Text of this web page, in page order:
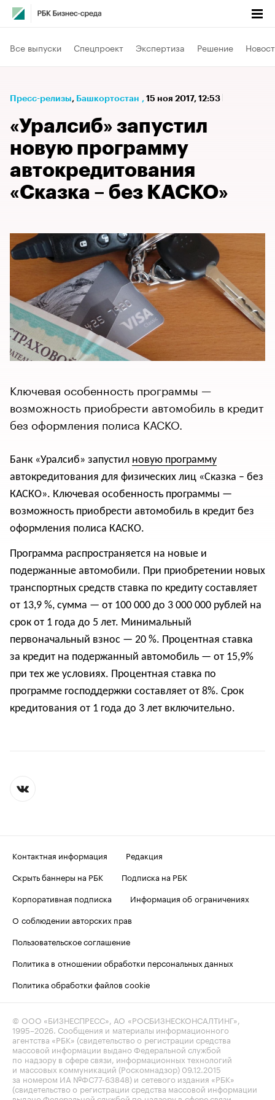
Все выпуски Спецпроект Экспертиза Решение
Пресс-релизы⁠, Башкортостан , 15 ноя 2017, 12:53
«Уралсиб» запустил
новую программу
автокредитования
«Сказка – без КАСКО»
Ключевая особенность программы —
возможность приобрести автомобиль в кредит
без оформления полиса КАСКО.
Банк «Уралсиб» запустил новую программу
автокредитования для физических лиц «Сказка – без
КАСКО». Ключевая особенность программы —
возможность приобрести автомобиль в кредит без
оформления полиса КАСКО.
Программа распространяется на новые и
подержанные автомобили. При приобретении новых
транспортных средств ставка по кредиту составляет
от 13,9 %, сумма — от 100 000 до 3 000 000 рублей на
срок от 1 года до 5 лет. Минимальный
первоначальный взнос — 20 %. Процентная ставка
за кредит на подержанный автомобиль — от 15,9%
при тех же условиях. Процентная ставка по
программе господдержки составляет от 8%. Срок
кредитования от 1 года до 3 лет включительно.
Контактная информация
Редакция
Скрыть баннеры на РБК
Подписка на РБК
Корпоративная подписка
Информация об ограничениях
О соблюдении авторских прав
Пользовательское соглашение
Политика в отношении обработки персональных данных
Политика обработки файлов cookie
© ООО «БИЗНЕСПРЕСС», АО «РОСБИЗНЕСКОНСАЛТИНГ»,
1995–2026 . Сообщения и материалы информационного
агентства «РБК» (свидетельство о регистрации средства
массовой информации выдано Федеральной службой
по надзору в сфере связи, информационных технологий
и массовых коммуникаций (Роскомнадзор) 09.12.2015
за номером ИА №ФС77-63848) и сетевого издания «РБК»
(свидетельство о регистрации средства массовой информации